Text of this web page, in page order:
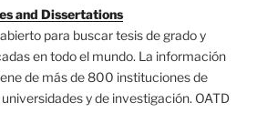
and Dissertations
para buscar tesis de grado y
en todo el mundo. La información
de más de 800 instituciones de
y de investigación. OATD